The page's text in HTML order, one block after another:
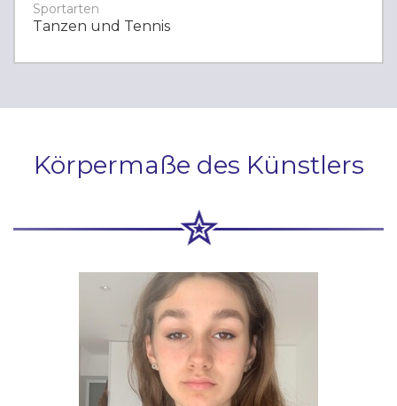
Sportarten
Tanzen und Tennis
Körpermaße des Künstlers